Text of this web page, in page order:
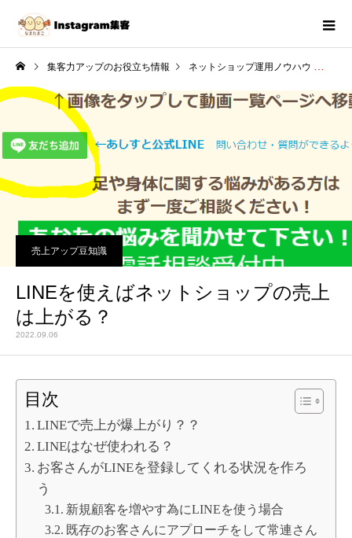
集客力アップのお役立ち情報 ネットショップ運用ノウハウ
売上アップ豆知識
LINEを使えばネットショップの売上
は上がる？
2022.09.06
目次
LINEで売上が爆上がり？？
LINEはなぜ使われる？
お客さんがLINEを登録してくれる状況を作ろ
う
新規顧客を増やす為にLINEを使う場合
既存のお客さんにアプローチをして常連さん